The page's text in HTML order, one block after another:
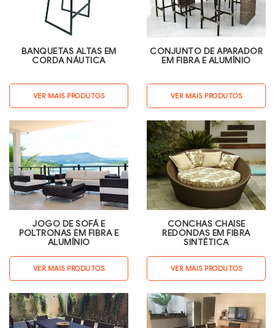
BANQUETAS ALTAS EM
CORDA NÁUTICA
VER MAIS PRODUTOS
CONJUNTO DE APARADOR
EM FIBRA E ALUMÍNIO
VER MAIS PRODUTOS
JOGO DE SOFÁ E
POLTRONAS EM FIBRA E
ALUMÍNIO
VER MAIS PRODUTOS
CONCHAS CHAISE
REDONDAS EM FIBRA
SINTÉTICA
VER MAIS PRODUTOS